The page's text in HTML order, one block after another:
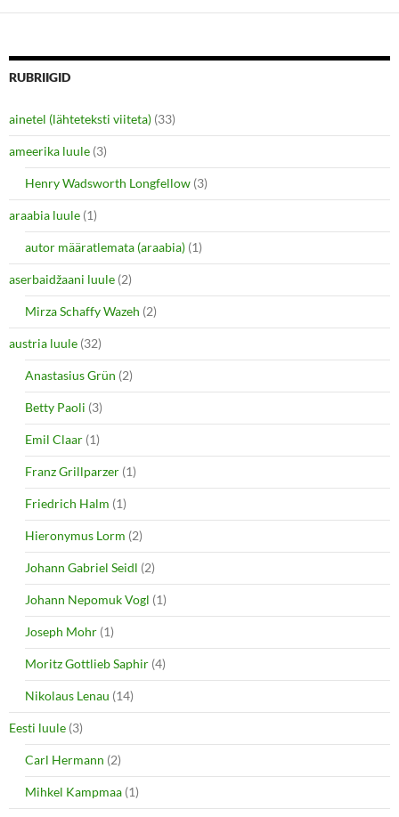
o d
RUBRIIGID
ainetel (lähteteksti viiteta) (33)
ameerika luule (3)
Henry Wadsworth Longfellow (3)
araabia luule (1)
autor määratlemata (araabia) (1)
aserbaidžaani luule (2)
Mirza Schaffy Wazeh (2)
austria luule (32)
Anastasius Grün (2)
Betty Paoli (3)
Emil Claar (1)
Franz Grillparzer (1)
Friedrich Halm (1)
Hieronymus Lorm (2)
Johann Gabriel Seidl (2)
Johann Nepomuk Vogl (1)
Joseph Mohr (1)
Moritz Gottlieb Saphir (4)
Nikolaus Lenau (14)
Eesti luule (3)
Carl Hermann (2)
Mihkel Kampmaa (1)